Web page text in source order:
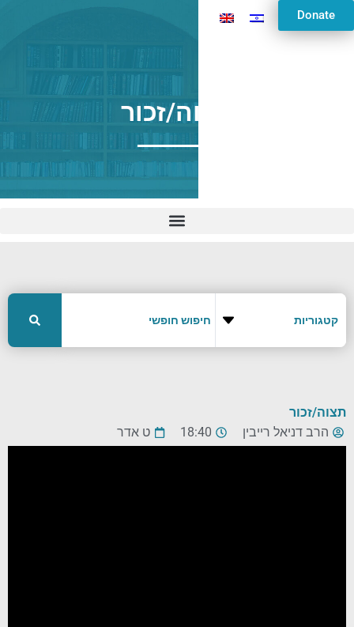
Donate
תצוה/זכור
תצוה/זכור
הרב דניאל רייבין
18:40 ט אדר